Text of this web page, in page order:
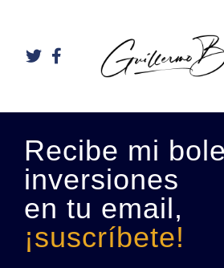
Recibe mi
inversiones
en tu email,
¡suscríbete!